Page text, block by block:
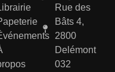
Rue des
Bâts 4,
2800
Delémont
032